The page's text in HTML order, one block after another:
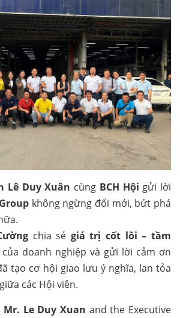
Lê Duy Xuân cùng BCH Hội gửi lời
không ngừng đổi mới, bứt phá
chia sẻ giá trị cốt lõi – tầm
của doanh nghiệp và gửi lời cảm ơn
tạo cơ hội giao lưu ý nghĩa, lan tỏa
các Hội viên.
Mr. Le Duy Xuan and the Executive